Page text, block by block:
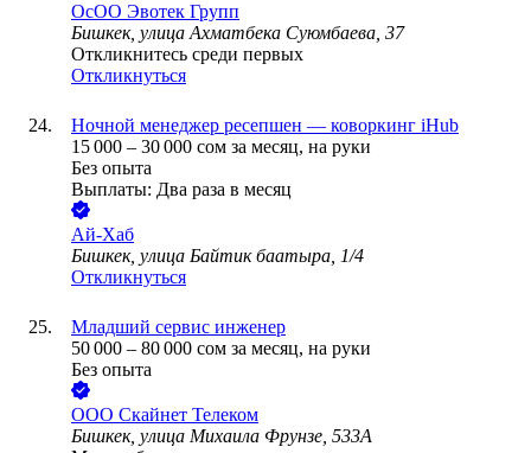
ОсОО Эвотек Групп
Бишкек, улица Ахматбека Суюмбаева, 37
Откликнитесь среди первых
Откликнуться
Ночной менеджер ресепшен — коворкинг iHub
15 000 – 30 000 сом за месяц, на руки
Без опыта
Выплаты: Два раза в месяц
Ай-Хаб
Бишкек, улица Байтик баатыра, 1/4
Откликнуться
Младший сервис инженер
50 000 – 80 000 сом за месяц, на руки
Без опыта
ООО Скайнет Телеком
Бишкек, улица Михаила Фрунзе, 533А